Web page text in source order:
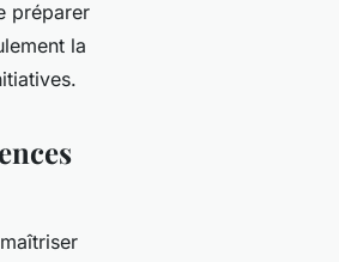
préparer
la